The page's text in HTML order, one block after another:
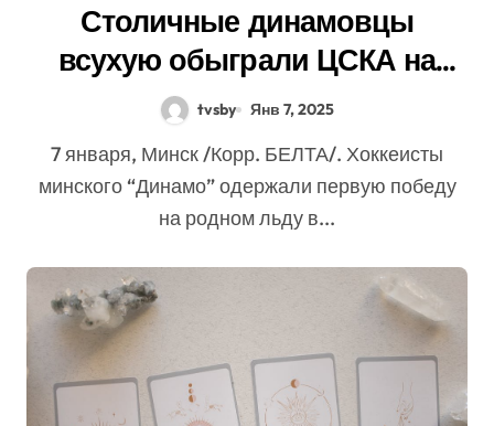
Столичные динамовцы
всухую обыграли ЦСКА на
“Минск-Арене”
tvsby Янв 7, 2025
7 января, Минск /Корр. БЕЛТА/. Хоккеисты
минского “Динамо” одержали первую победу
на родном льду в...